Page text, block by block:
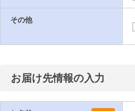
その他
お届け先情報の入力